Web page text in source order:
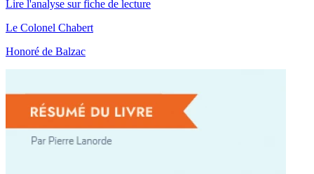
Lire l'analyse sur fiche de lecture
Le Colonel Chabert
Honoré de Balzac